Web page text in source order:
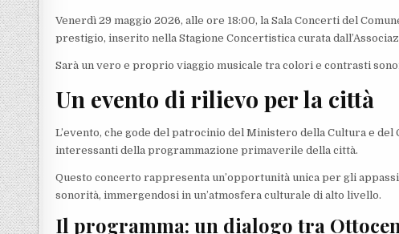
Venerdì 29 maggio 2026, alle ore 18:00, la Sala Concerti del
prestigio, inserito nella Stagione Concertistica curata
Sarà un vero e proprio viaggio musicale tra colori e contrasti
Un evento di rilievo per la città
L’evento, che gode del patrocinio del Ministero della Cultura e
interessanti della programmazione primaverile della città.
Questo concerto rappresenta un’opportunità unica per gli
sonorità, immergendosi in un’atmosfera culturale di alto livello.
Il programma: un dialogo tra